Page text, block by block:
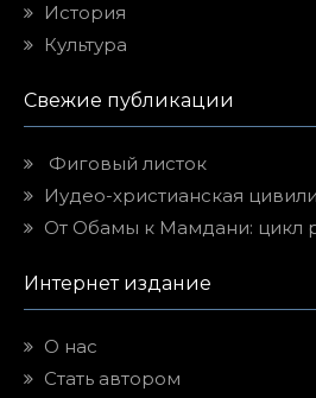
История
Культура
Свежие публикации
Фиговый листок
Иудео-христианская
От Обамы к Мамдани: цикл
Интернет издание
О нас
Стать автором